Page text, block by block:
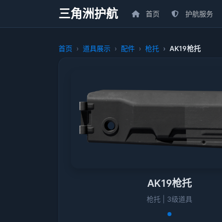
三角洲护航 首页 护航服务
首页 道具展示 配件 枪托 AK19枪托
AK19枪托
枪托 | 3级道具